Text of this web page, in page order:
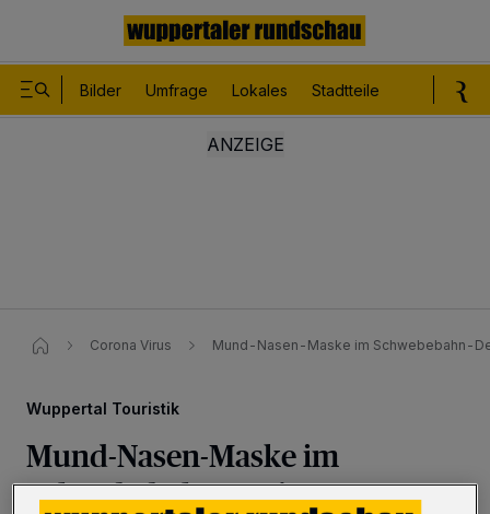
Bilder Umfrage Lokales Stadtteile
Corona Virus Mund-Nasen-Maske im Schwebebahn-
Wuppertal Touristik
Mund-Nasen-Maske im
Schwebebahn-Design